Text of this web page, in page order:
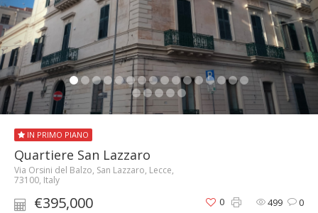
IN PRIMO PIANO
Quartiere San Lazzaro
Via Orsini del Balzo, San Lazzaro, Lecce,
73100, Italy
€395,000 499 0
0